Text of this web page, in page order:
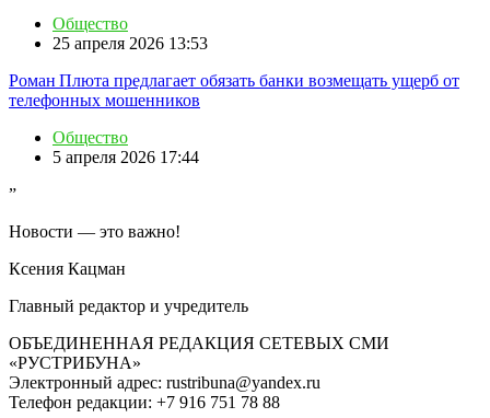
Общество
25 апреля 2026 13:53
Роман Плюта предлагает обязать банки возмещать ущерб от
телефонных мошенников
Общество
5 апреля 2026 17:44
”
Новости — это важно!
Ксения Кацман
Главный редактор и учредитель
ОБЪЕДИНЕННАЯ РЕДАКЦИЯ СЕТЕВЫХ СМИ
«РУСТРИБУНА»
Электронный адрес: rustribuna@yandex.ru
Телефон редакции: +7 916 751 78 88